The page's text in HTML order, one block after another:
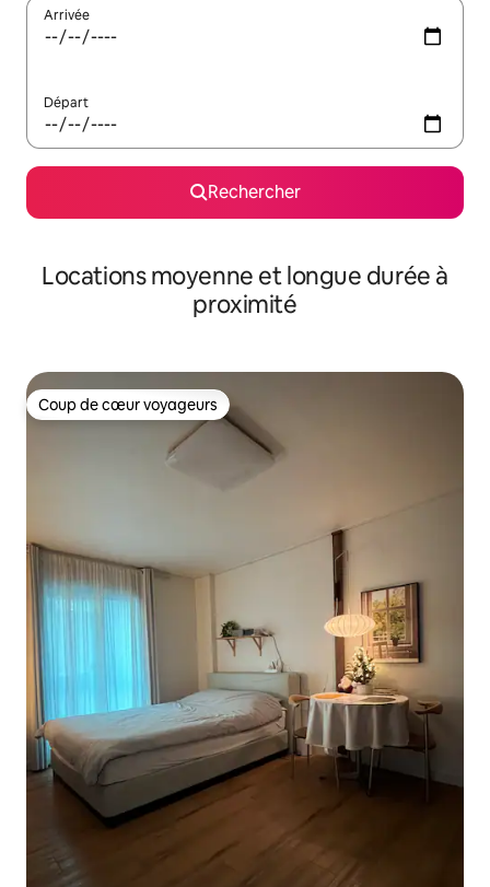
Arrivée
Départ
Rechercher
Locations moyenne et longue durée à
proximité
Coup de cœur voyageurs
Coup de cœur voyageurs